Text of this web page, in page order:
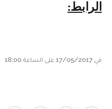
الرابط:
في 17/05/2017 على الساعة 18:00